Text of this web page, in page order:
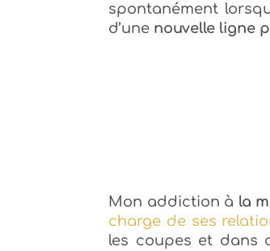
spontanément
d’une nouvelle ligne
Mon addiction à la
charge de ses
les coupes et dans